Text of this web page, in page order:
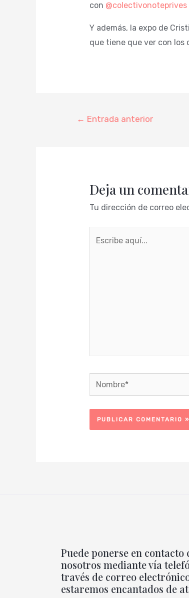
con @colectivonoteprives
Y además, la expo de
que tiene que ver con los
← Entrada anterior
Deja un
Tu dirección de correo
Nombre*
Puede ponerse en contacto
nosotros mediante vía
través de correo
estaremos encantados de